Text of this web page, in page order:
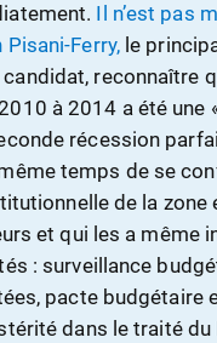
Il n’est pas
Pisani-Ferry,le
reconnaître
à 2014 a été une
récession
temps de se
de la zone
et qui les a même
: surveillance
pacte budgétaire
dans le traité